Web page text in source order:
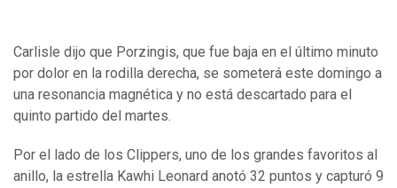
Carlisle dijo que Porzingis, que fue baja en el último minuto
por dolor en la rodilla derecha, se someterá este domingo a
una resonancia magnética y no está descartado para el
quinto partido del martes.
Por el lado de los Clippers, uno de los grandes favoritos al
anillo, la estrella Kawhi Leonard anotó 32 puntos y capturó 9